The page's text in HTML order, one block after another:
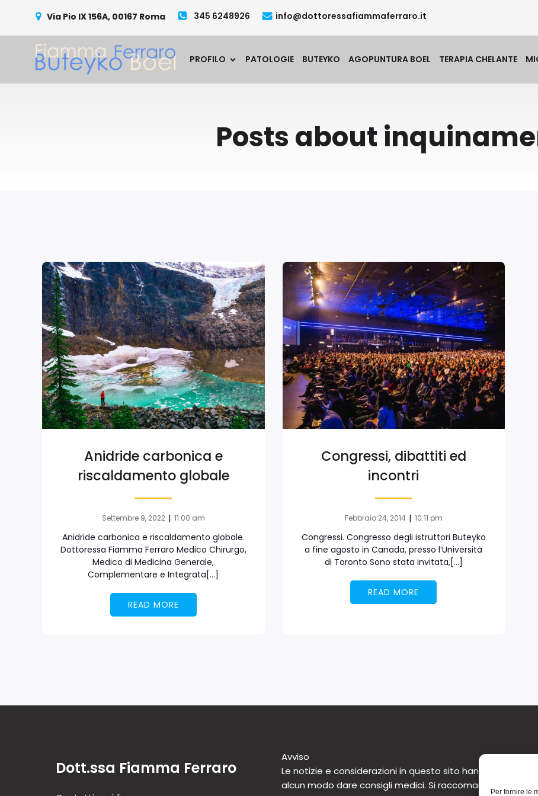
Per fornire le
Via Pio IX 156A, 00167 Roma 345 6248926 info@dottoressafiammaferraro.it
PROFILO PATOLOGIE BUTEYKO AGOPUNTURA BOEL TERAPIA CHELANTE
Posts about
Anidride carbonica e
riscaldamento globale
Settembre 9, 2022 | 11:00 am
Anidride carbonica e riscaldamento globale.
Dottoressa Fiamma Ferraro Medico Chirurgo,
Medico di Medicina Generale,
Complementare e Integrata[…]
READ MORE
Congressi, dibattiti ed
incontri
Febbraio 24, 2014 | 10:11 pm
Congressi. Congresso degli istruttori Buteyko
a fine agosto in Canada, presso l’Università
di Toronto Sono stata invitata,[…]
READ MORE
Dott.ssa Fiamma Ferraro
Avviso
Le notizie e considerazioni in questo sito hanno
alcun modo dare consigli medici. Si raccomanda di non